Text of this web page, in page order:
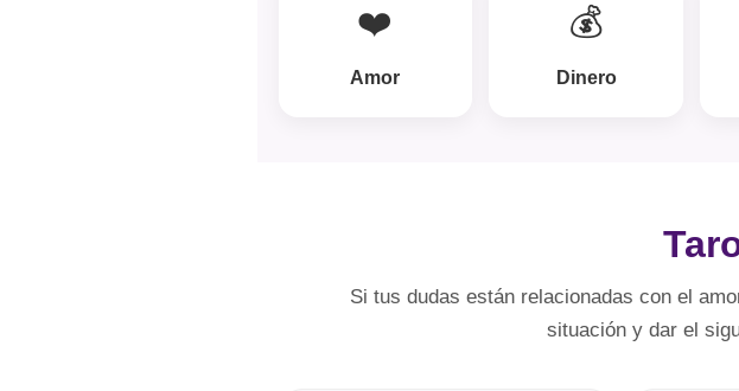
❤️
Amor
💰
Dinero
Si tus dudas están relacionadas con el
situación y dar el